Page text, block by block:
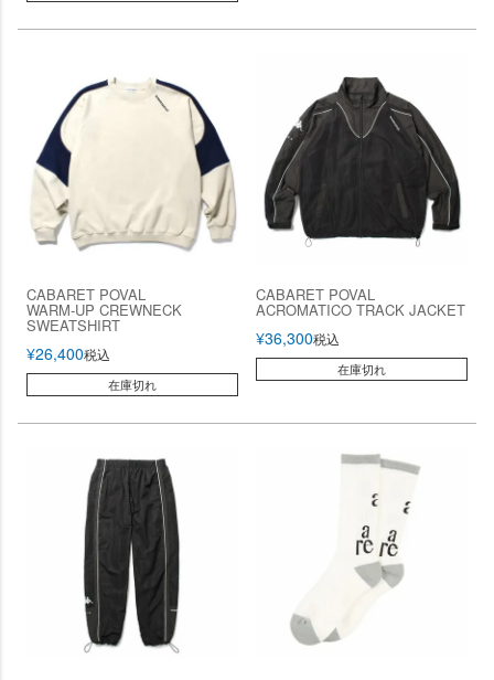
CABARET POVAL
WARM-UP CREWNECK
SWEATSHIRT
¥26,400税込
在庫切れ
CABARET POVAL
ACROMATICO TRACK JACKET
¥36,300税込
在庫切れ